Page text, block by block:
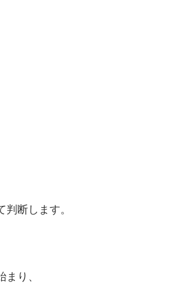
断します。
り、